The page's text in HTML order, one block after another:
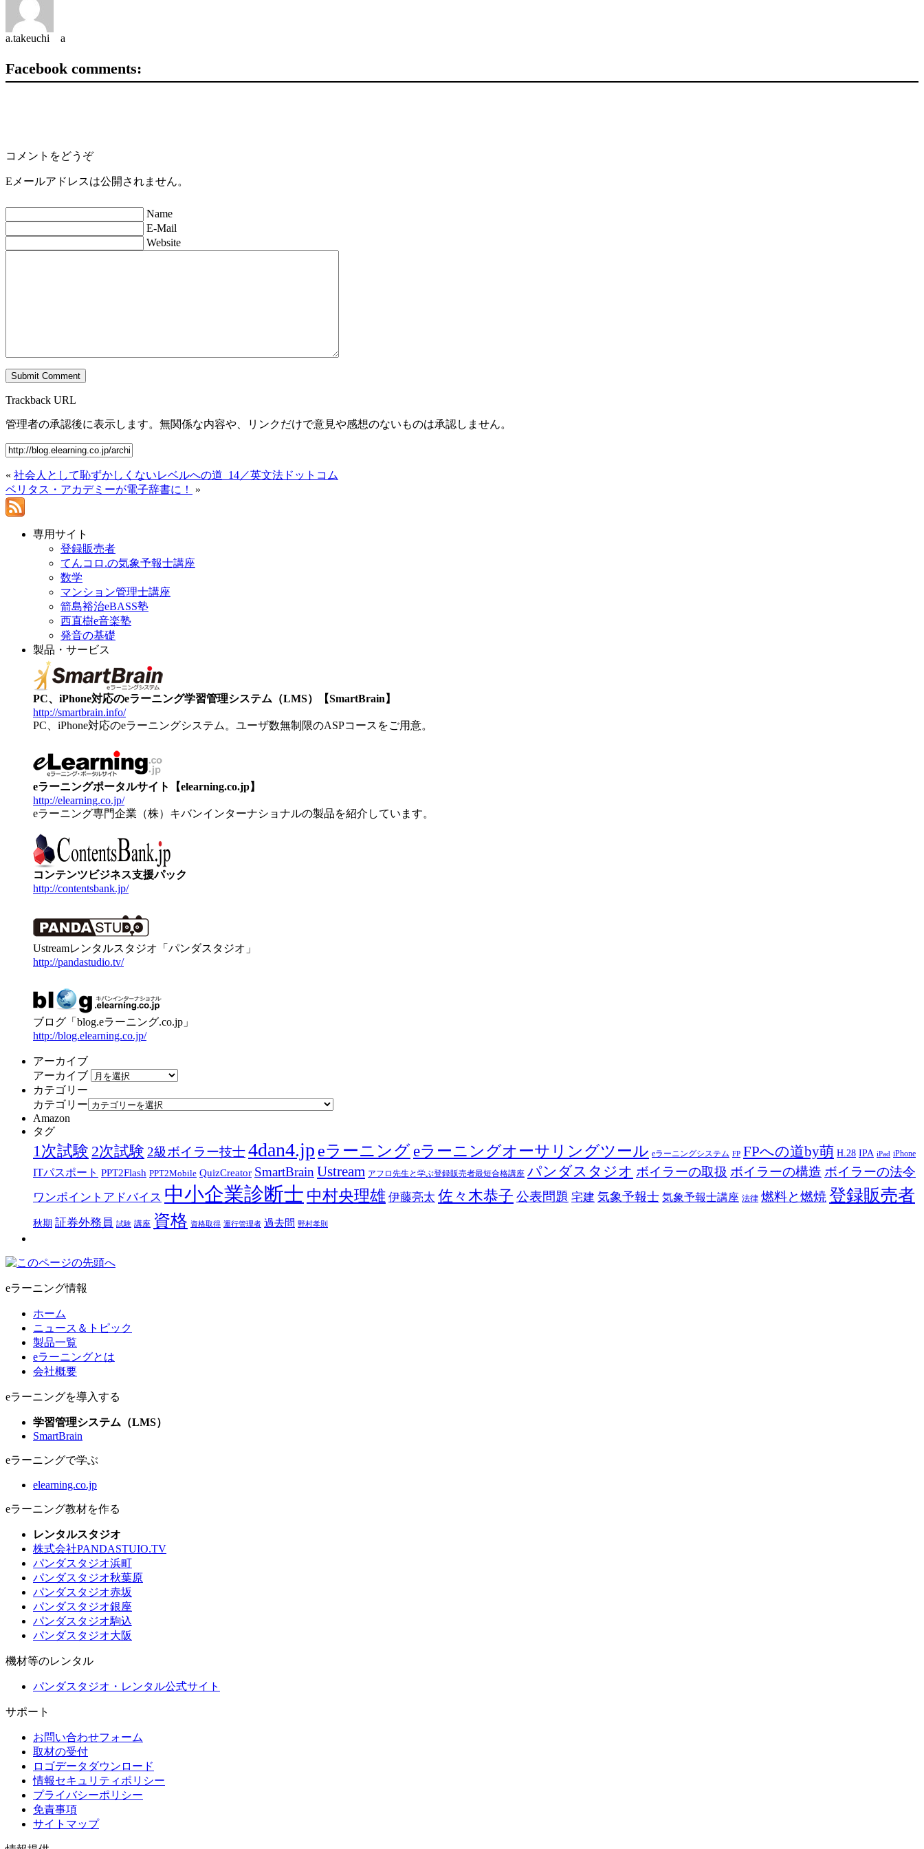
a.takeuchi a
Facebook comments:
コメントをどうぞ
Eメールアドレスは公開されません。
Name
E-Mail
Website
Trackback URL
管理者の承認後に表示します。無関係な内容や、リンクだけで意見や感想のないものは承認しません。
« 社会人として恥ずかしくないレベルへの道_14／英文法ドットコム
ベリタス・アカデミーが電子辞書に！
»
専用サイト
登録販売者
てんコロ.の気象予報士講座
数学
マンション管理士講座
箭島裕治eBASS塾
西直樹e音楽塾
発音の基礎
製品・サービス
PC、iPhone対応のeラーニング学習管理システム（LMS）【SmartBrain】
http://smartbrain.info/
PC、iPhone対応のeラーニングシステム。ユーザ数無制限のASPコースをご用意。
eラーニングポータルサイト【elearning.co.jp】
http://elearning.co.jp/
eラーニング専門企業（株）キバンインターナショナルの製品を紹介しています。
コンテンツビジネス支援パック
http://contentsbank.jp/
Ustreamレンタルスタジオ「パンダスタジオ」
http://pandastudio.tv/
ブログ「blog.eラーニング.co.jp」
http://blog.elearning.co.jp/
アーカイブ
アーカイブ
カテゴリー
カテゴリー
Amazon
タグ
1次試験 2次試験 2級ボイラー技士4dan4.jp eラーニング eラーニングオーサリングツール eラーニングシステム FP FPへの道by萌 H.28 IPA iPad iPhone
ITパスポート PPT2Flash PPT2Mobile QuizCreator SmartBrain Ustream アフロ先生と学ぶ登録販売者最短合格講座 パンダスタジオ ボイラーの取扱 ボイラーの構造 ボイラーの法令
ワンポイントアドバイス 中小企業診断士 中村央理雄 伊藤亮太 佐々木恭子 公表問題 宅建 気象予報士 気象予報士講座 法律 燃料と燃焼 登録販売者
秋期 証券外務員 試験 講座 資格 資格取得 運行管理者 過去問 野村孝則
eラーニング情報
ホーム
ニュース＆トピック
製品一覧
eラーニングとは
会社概要
eラーニングを導入する
学習管理システム（LMS）
SmartBrain
eラーニングで学ぶ
elearning.co.jp
eラーニング教材を作る
レンタルスタジオ
株式会社PANDASTUIO.TV
パンダスタジオ浜町
パンダスタジオ秋葉原
パンダスタジオ赤坂
パンダスタジオ銀座
パンダスタジオ駒込
パンダスタジオ大阪
機材等のレンタル
パンダスタジオ・レンタル公式サイト
サポート
お問い合わせフォーム
取材の受付
ロゴデータダウンロード
情報セキュリティポリシー
プライバシーポリシー
免責事項
サイトマップ